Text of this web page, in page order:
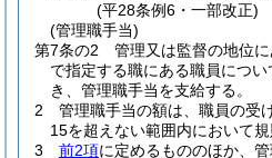
(平28条例6・一部改正)
(管理職手当)
第7条の2
管理又は監督の地位
で指定する職にある職員につ
き、管理職手当を支給する。
2
管理職手当の額は、職員の受
15を超えない範囲内において規
3
前2項に定めるもののほか、